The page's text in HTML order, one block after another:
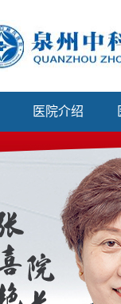
医院介绍